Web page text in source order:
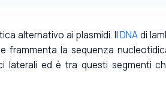
alternativo ai plasmidi. IlDNAdi
frammenta la sequenza
laterali ed è tra questi segmenti